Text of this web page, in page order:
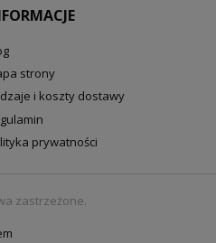
strony
i koszty dostawy
prywatności
zastrzeżone.